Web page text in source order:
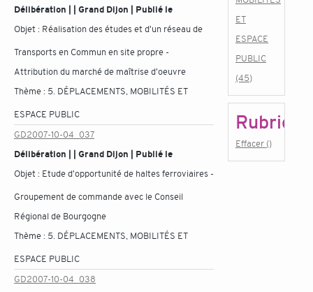
Délibération | | Grand Dijon | Publié le
Objet : Réalisation des études et d'un réseau de
Transports en Commun en site propre -
Attribution du marché de maîtrise d'oeuvre
Thème : 5. DÉPLACEMENTS, MOBILITÉS ET
ESPACE PUBLIC
GD2007-10-04_037
Délibération | | Grand Dijon | Publié le
Objet : Etude d'opportunité de haltes ferroviaires -
Groupement de commande avec le Conseil
Régional de Bourgogne
Thème : 5. DÉPLACEMENTS, MOBILITÉS ET
ESPACE PUBLIC
GD2007-10-04_038
ET
ESPACE
PUBLIC
(45)
Rubrique
Effacer ()